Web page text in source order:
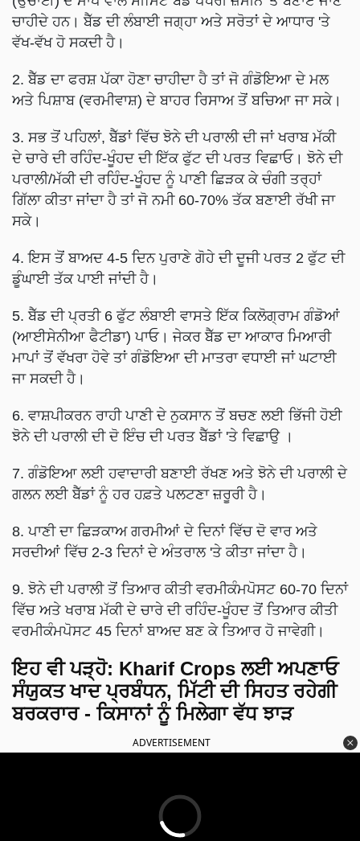
ਚਾਹੀਦੇ ਹਨ। ਬੈੱਡ ਦੀ ਲੰਬਾਈ ਜਗ੍ਹਾ ਅਤੇ ਸਰੋਤਾਂ ਦੇ ਆਧਾਰ 'ਤੇ
ਵੱਖ-ਵੱਖ ਹੋ ਸਕਦੀ ਹੈ।
2. ਬੈੱਡ ਦਾ ਫਰਸ਼ ਪੱਕਾ ਹੋਣਾ ਚਾਹੀਦਾ ਹੈ ਤਾਂ ਜੋ ਗੰਡੋਇਆ ਦੇ ਮਲ
ਅਤੇ ਪਿਸ਼ਾਬ (ਵਰਮੀਵਾਸ਼) ਦੇ ਬਾਹਰ ਰਿਸਾਅ ਤੋਂ ਬਚਿਆ ਜਾ ਸਕੇ।
3. ਸਭ ਤੋਂ ਪਹਿਲਾਂ, ਬੈੱਡਾਂ ਵਿੱਚ ਝੋਨੇ ਦੀ ਪਰਾਲੀ ਦੀ ਜਾਂ ਖਰਾਬ ਮੱਕੀ
ਦੇ ਚਾਰੇ ਦੀ ਰਹਿੰਦ-ਖੂੰਹਦ ਦੀ ਇੱਕ ਫੁੱਟ ਦੀ ਪਰਤ ਵਿਛਾਓ। ਝੋਨੇ ਦੀ
ਪਰਾਲੀ/ਮੱਕੀ ਦੀ ਰਹਿੰਦ-ਖੂੰਹਦ ਨੂੰ ਪਾਣੀ ਛਿੜਕ ਕੇ ਚੰਗੀ ਤਰ੍ਹਾਂ
ਗਿੱਲਾ ਕੀਤਾ ਜਾਂਦਾ ਹੈ ਤਾਂ ਜੋ ਨਮੀ 60-70% ਤੱਕ ਬਣਾਈ ਰੱਖੀ ਜਾ
ਸਕੇ।
4. ਇਸ ਤੋਂ ਬਾਅਦ 4-5 ਦਿਨ ਪੁਰਾਣੇ ਗੋਹੇ ਦੀ ਦੂਜੀ ਪਰਤ 2 ਫੁੱਟ ਦੀ
ਡੂੰਘਾਈ ਤੱਕ ਪਾਈ ਜਾਂਦੀ ਹੈ।
5. ਬੈੱਡ ਦੀ ਪ੍ਰਤੀ 6 ਫੁੱਟ ਲੰਬਾਈ ਵਾਸਤੇ ਇੱਕ ਕਿਲੋਗ੍ਰਾਮ ਗੰਡੋਆਂ
(ਆਈਸੇਨੀਆ ਫੈਟੀਡਾ) ਪਾਓ। ਜੇਕਰ ਬੈੱਡ ਦਾ ਆਕਾਰ ਮਿਆਰੀ
ਮਾਪਾਂ ਤੋਂ ਵੱਖਰਾ ਹੋਵੇ ਤਾਂ ਗੰਡੋਇਆ ਦੀ ਮਾਤਰਾ ਵਧਾਈ ਜਾਂ ਘਟਾਈ
ਜਾ ਸਕਦੀ ਹੈ।
6. ਵਾਸ਼ਪੀਕਰਨ ਰਾਹੀ ਪਾਣੀ ਦੇ ਨੁਕਸਾਨ ਤੋਂ ਬਚਣ ਲਈ ਭਿੱਜੀ ਹੋਈ
ਝੋਨੇ ਦੀ ਪਰਾਲੀ ਦੀ ਦੋ ਇੰਚ ਦੀ ਪਰਤ ਬੈੱਡਾਂ 'ਤੇ ਵਿਛਾਉ ।
7. ਗੰਡੋਇਆ ਲਈ ਹਵਾਦਾਰੀ ਬਣਾਈ ਰੱਖਣ ਅਤੇ ਝੋਨੇ ਦੀ ਪਰਾਲੀ ਦੇ
ਗਲਨ ਲਈ ਬੈੱਡਾਂ ਨੂੰ ਹਰ ਹਫ਼ਤੇ ਪਲਟਣਾ ਜ਼ਰੂਰੀ ਹੈ।
8. ਪਾਣੀ ਦਾ ਛਿੜਕਾਅ ਗਰਮੀਆਂ ਦੇ ਦਿਨਾਂ ਵਿੱਚ ਦੋ ਵਾਰ ਅਤੇ
ਸਰਦੀਆਂ ਵਿੱਚ 2-3 ਦਿਨਾਂ ਦੇ ਅੰਤਰਾਲ 'ਤੇ ਕੀਤਾ ਜਾਂਦਾ ਹੈ।
9. ਝੋਨੇ ਦੀ ਪਰਾਲੀ ਤੋਂ ਤਿਆਰ ਕੀਤੀ ਵਰਮੀਕੰਮਪੋਸਟ 60-70 ਦਿਨਾਂ
ਵਿੱਚ ਅਤੇ ਖਰਾਬ ਮੱਕੀ ਦੇ ਚਾਰੇ ਦੀ ਰਹਿੰਦ-ਖੂੰਹਦ ਤੋਂ ਤਿਆਰ ਕੀਤੀ
ਵਰਮੀਕੰਮਪੋਸਟ 45 ਦਿਨਾਂ ਬਾਅਦ ਬਣ ਕੇ ਤਿਆਰ ਹੋ ਜਾਵੇਗੀ।
ਇਹ ਵੀ ਪੜ੍ਹੋ: Kharif Crops ਲਈ ਅਪਣਾਓ
ਸੰਯੁਕਤ ਖਾਦ ਪ੍ਰਬੰਧਨ, ਮਿੱਟੀ ਦੀ ਸਿਹਤ ਰਹੇਗੀ
ਬਰਕਰਾਰ - ਕਿਸਾਨਾਂ ਨੂੰ ਮਿਲੇਗਾ ਵੱਧ ਝਾੜ
ADVERTISEMENT